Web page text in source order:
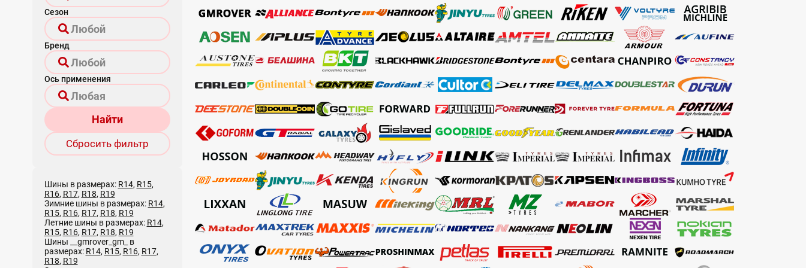
Сезон
Бренд
Ось применения
Найти
Сбросить фильтр
Шины в размерах: R14, R15,
R16, R17, R18, R19
Зимние шины в размерах: R14,
R15, R16, R17, R18, R19
Летние шины в размерах: R14,
R15, R16, R17, R18, R19
Шины __gmrover_gm_ в
размерах: R14, R15, R16, R17,
R18, R19